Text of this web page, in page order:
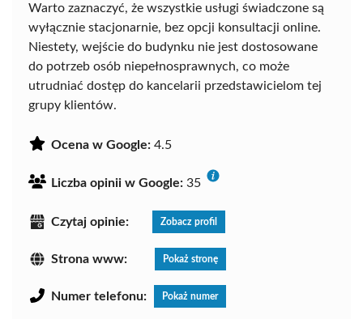
Warto zaznaczyć, że wszystkie usługi świadczone są
wyłącznie stacjonarnie, bez opcji konsultacji online.
Niestety, wejście do budynku nie jest dostosowane
do potrzeb osób niepełnosprawnych, co może
utrudniać dostęp do kancelarii przedstawicielom tej
grupy klientów.
Ocena w Google: 4.5
Liczba opinii w Google: 35
Czytaj opinie: Zobacz profil
Strona www: Pokaż stronę
Numer telefonu: Pokaż numer